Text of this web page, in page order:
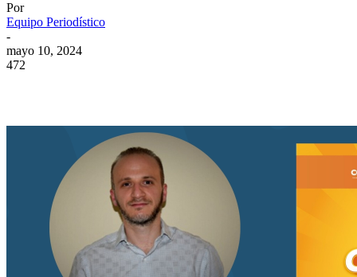
Por
Equipo Periodístico
-
mayo 10, 2024
472